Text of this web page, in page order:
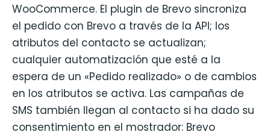
WooCommerce. El plugin de Brevo sincroniza
el pedido con Brevo a través de la API; los
atributos del contacto se actualizan;
cualquier automatización que esté a la
espera de un «Pedido realizado» o de cambios
en los atributos se activa. Las campañas de
SMS también llegan al contacto si ha dado su
consentimiento en el mostrador: Brevo